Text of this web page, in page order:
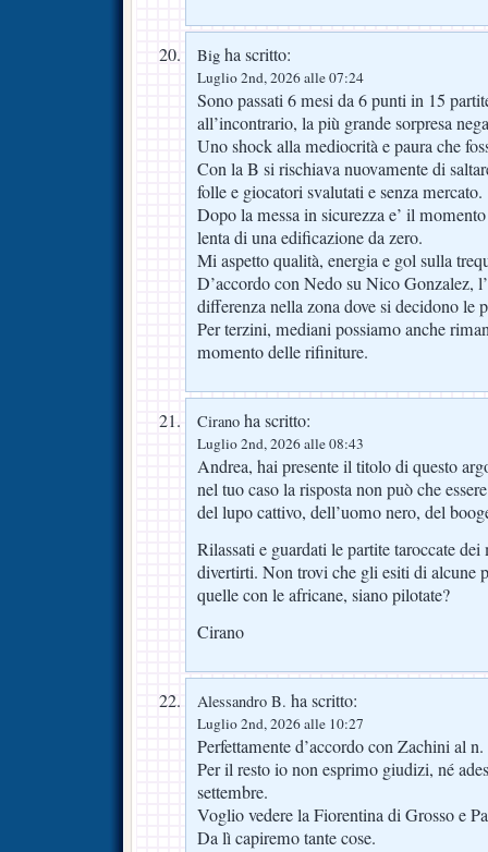
Big ha scritto:
Luglio 2nd, 2026 alle 07:24
Sono passati 6 mesi da 6 punti in 15
all’incontrario, la più grande sorpresa
Uno shock alla mediocrità e paura che
Con la B si rischiava nuovamente di
folle e giocatori svalutati e senza mercato.
Dopo la messa in sicurezza e’ il
lenta di una edificazione da zero.
Mi aspetto qualità, energia e gol sulla
D’accordo con Nedo su Nico Gonzalez,
differenza nella zona dove si decidono le
Per terzini, mediani possiamo anche
momento delle rifiniture.
Cirano ha scritto:
Luglio 2nd, 2026 alle 08:43
Andrea, hai presente il titolo di questo
nel tuo caso la risposta non può che
del lupo cattivo, dell’uomo nero, del
Rilassati e guardati le partite taroccate
divertirti. Non trovi che gli esiti di alcune
quelle con le africane, siano pilotate?
Cirano
Alessandro B. ha scritto:
Luglio 2nd, 2026 alle 10:27
Perfettamente d’accordo con Zachini al
Per il resto io non esprimo giudizi, né
settembre.
Voglio vedere la Fiorentina di Grosso e
Da lì capiremo tante cose.